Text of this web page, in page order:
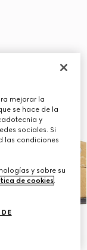
mejorar la
se hace de la
y
sociales. Si
las condiciones
y sobre su
de cookies